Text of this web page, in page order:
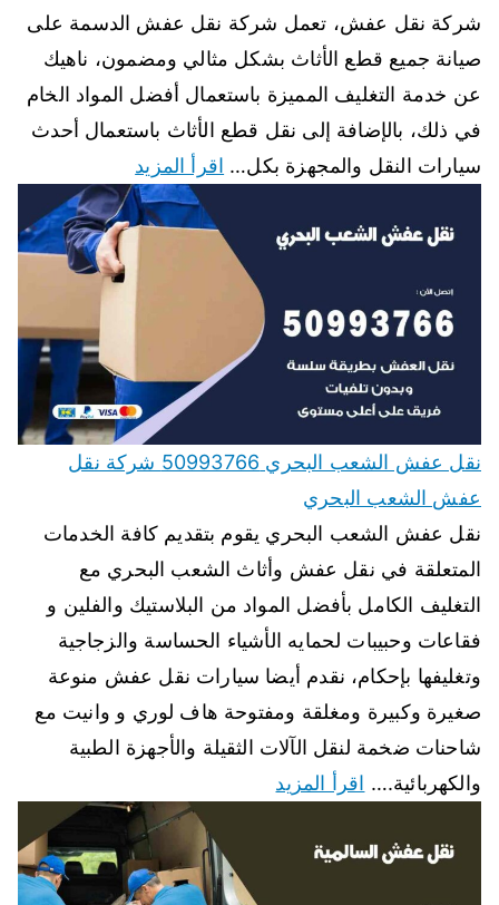
شركة نقل عفش، تعمل شركة نقل عفش الدسمة على
صيانة جميع قطع الأثاث بشكل مثالي ومضمون، ناهيك
عن خدمة التغليف المميزة باستعمال أفضل المواد الخام
في ذلك، بالإضافة إلى نقل قطع الأثاث باستعمال أحدث
سيارات النقل والمجهزة بكل… اقرأ المزيد
نقل عفش الشعب البحري 50993766 شركة نقل
عفش الشعب البحري
نقل عفش الشعب البحري يقوم بتقديم كافة الخدمات
المتعلقة في نقل عفش وأثاث الشعب البحري مع
التغليف الكامل بأفضل المواد من البلاستيك والفلين و
فقاعات وحبيبات لحمايه الأشياء الحساسة والزجاجية
وتغليفها بإحكام، نقدم أيضا سيارات نقل عفش منوعة
صغيرة وكبيرة ومغلقة ومفتوحة هاف لوري و وانيت مع
شاحنات ضخمة لنقل الآلات الثقيلة والأجهزة الطبية
والكهربائية.… اقرأ المزيد